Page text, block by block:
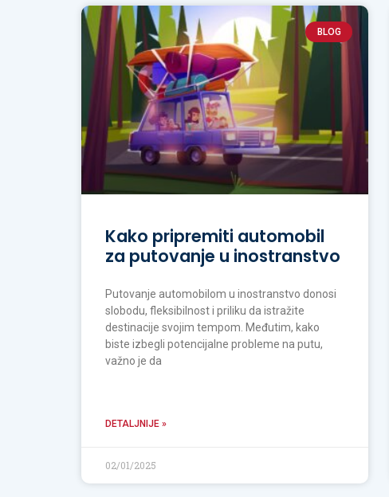
BLOG
Kako pripremiti automobil
za putovanje u inostranstvo
Putovanje automobilom u inostranstvo donosi
slobodu, fleksibilnost i priliku da istražite
destinacije svojim tempom. Međutim, kako
biste izbegli potencijalne probleme na putu,
važno je da
DETALJNIJE »
02/01/2025